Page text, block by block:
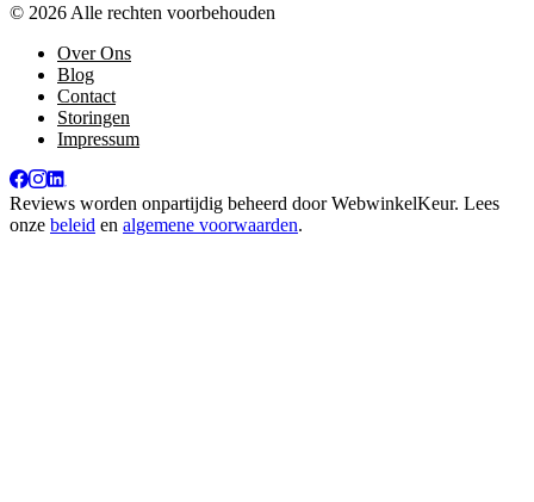
© 2026 Alle rechten voorbehouden
Over Ons
Blog
Contact
Storingen
Impressum
Reviews worden onpartijdig beheerd doorWebwinkelKeur. Lees
onze beleid en algemene voorwaarden.